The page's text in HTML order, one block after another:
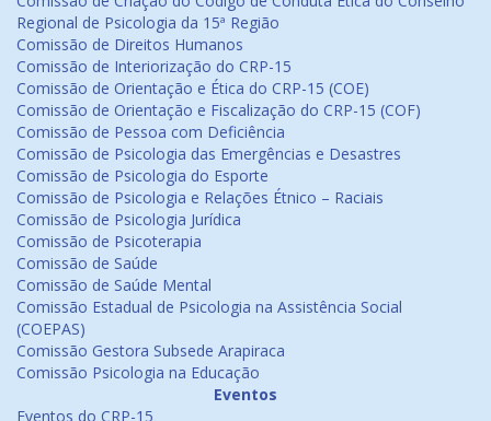
Regional de Psicologia da 15ª Região
Comissão de Direitos Humanos
Comissão de Interiorização do CRP-15
Comissão de Orientação e Ética do CRP-15 (COE)
Comissão de Orientação e Fiscalização do CRP-15 (COF)
Comissão de Pessoa com Deficiência
Comissão de Psicologia das Emergências e Desastres
Comissão de Psicologia do Esporte
Comissão de Psicologia e Relações Étnico – Raciais
Comissão de Psicologia Jurídica
Comissão de Psicoterapia
Comissão de Saúde
Comissão de Saúde Mental
Comissão Estadual de Psicologia na Assistência Social
(COEPAS)
Comissão Gestora Subsede Arapiraca
Comissão Psicologia na Educação
Eventos
Eventos do CRP-15